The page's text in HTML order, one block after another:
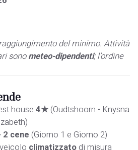
del minimo. Attività
sonometeo-dipendenti; l’ordine
house4★ (Oudtshoorn • Knysna
2 cene (Giorno 1 e Giorno 2)
climatizzato di misura